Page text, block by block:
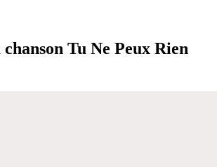
Tu Ne Peux Rien